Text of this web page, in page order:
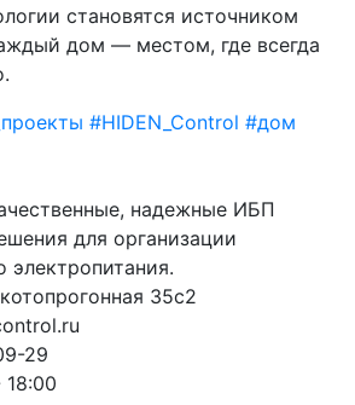
становятся источником
дом — местом, где всегда
#HIDEN_Control #дом
надежные ИБП
для организации
электропитания.
35с2
29